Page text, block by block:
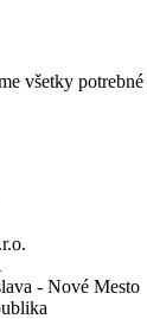
všetky
- Nové Mesto